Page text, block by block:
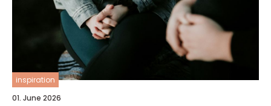
inspiration
01. June 2026